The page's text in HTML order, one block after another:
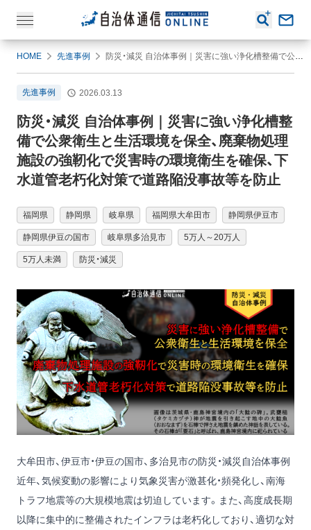
HOME 先進事例 防災・減災 自治体事例｜災害に強い浄化槽整備で公衆衛生と生活環境を保全、廃棄物処理施設の強靭化で災害時の環境衛生を確保、下水道管老朽化対策で道路陥没事故等を防止
先進事例 2026.03.13
防災・減災 自治体事例｜災害に強い浄化槽整
備で公衆衛生と生活環境を保全、廃棄物処理
施設の強靭化で災害時の環境衛生を確保、下
水道管老朽化対策で道路陥没事故等を防止
福岡県 静岡県 岐阜県 福岡県大牟田市 静岡県伊豆市
静岡県伊豆の国市 岐阜県多治見市 5万人～20万人
5万人未満 防災・減災
大牟田市、伊豆市・伊豆の国市、多治見市の防災・減災自治体事例
近年、気候変動の影響により気象災害が激甚化・頻発化し、南海
トラフ地震等の大規模地震は切迫しています。また、高度成長期
以降に集中的に整備されたインフラは老朽化しており、適切な対